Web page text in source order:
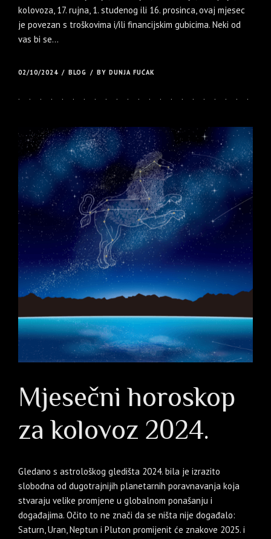
kolovoza, 17. rujna, 1. studenog ili 16. prosinca, ovaj mjesec
je povezan s troškovima i/ili financijskim gubicima. Neki od
vas bi se...
02/10/2024 BLOG BY DUNJA FUĆAK
Mjesečni horoskop
za kolovoz 2024.
Gledano s astrološkog gledišta 2024. bila je izrazito
slobodna od dugotrajnijih planetarnih poravnavanja koja
stvaraju velike promjene u globalnom ponašanju i
događajima. Očito to ne znači da se ništa nije događalo:
Saturn, Uran, Neptun i Pluton promijenit će znakove 2025. i